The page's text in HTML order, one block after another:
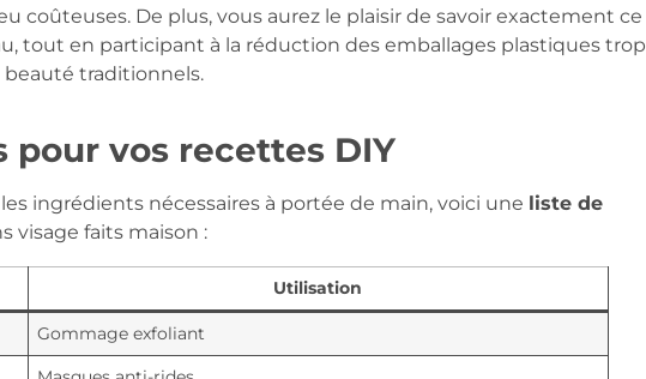
coûteuses. De plus, vous aurez le plaisir de savoir exactement ce
tout en participant à la réduction des emballages plastiques trop
traditionnels.
pour vos recettes DIY
ingrédients nécessaires à portée de main, voici une liste de
visage faits maison :
Utilisation
Gommage exfoliant